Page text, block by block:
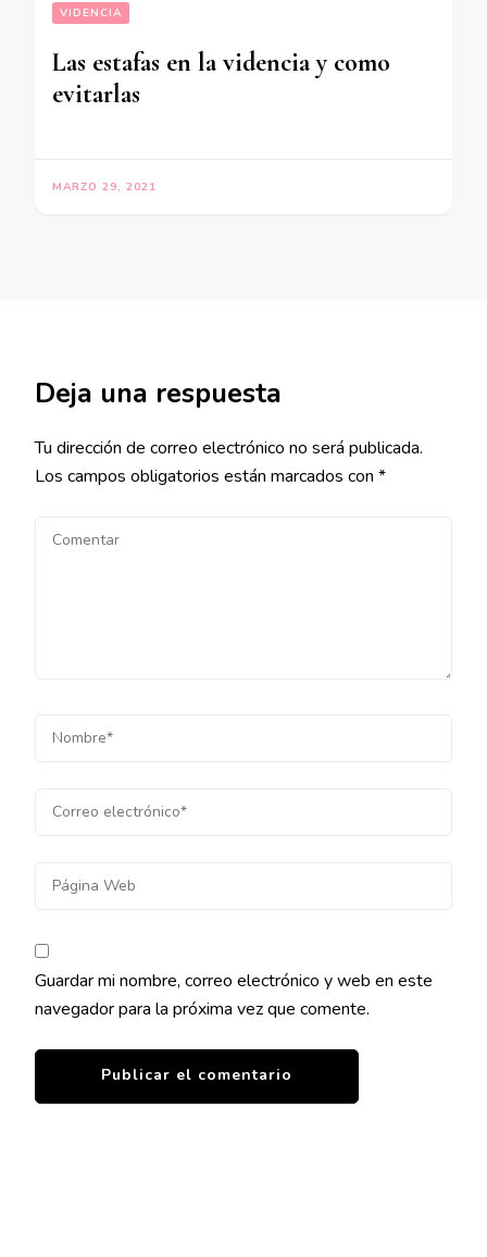
VIDENCIA
Las estafas en la videncia y como
evitarlas
MARZO 29, 2021
Deja una respuesta
Tu dirección de correo electrónico no será publicada.
Los campos obligatorios están marcados con *
Guardar mi nombre, correo electrónico y web en este
navegador para la próxima vez que comente.